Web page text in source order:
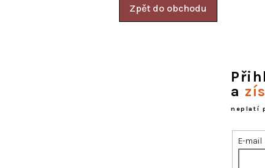
Zpět do obchodu
a
neplatí
E-mail